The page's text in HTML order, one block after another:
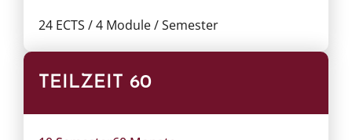
24 ECTS / 4 Module / Semester
TEILZEIT 60